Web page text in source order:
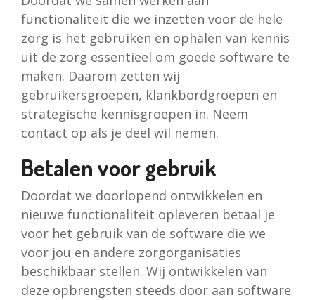
functionaliteit die we inzetten voor de hele
zorg is het gebruiken en ophalen van kennis
uit de zorg essentieel om goede software te
maken. Daarom zetten wij
gebruikersgroepen, klankbordgroepen en
strategische kennisgroepen in. Neem
contact op als je deel wil nemen.
Betalen voor gebruik
Doordat we doorlopend ontwikkelen en
nieuwe functionaliteit opleveren betaal je
voor het gebruik van de software die we
voor jou en andere zorgorganisaties
beschikbaar stellen. Wij ontwikkelen van
deze opbrengsten steeds door aan software